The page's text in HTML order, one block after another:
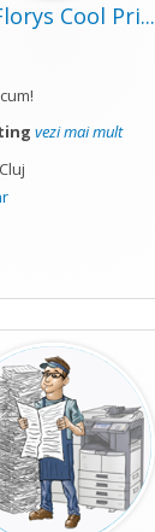
Cool Pri...
vezi mai mult